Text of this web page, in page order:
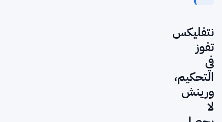
نتفليكس
تفوز
في
التحكيم،
ورينش
لا